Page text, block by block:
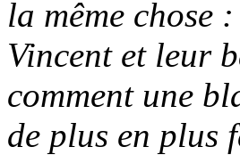
la même chose
Vincent et leur
comment une
de plus en plus